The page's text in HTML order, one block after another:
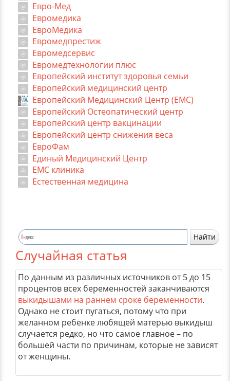
Евро-Мед
Евромедика
ЕвроМедика
Евромедпрестиж
Евромедсервис
Евромедтехнологии плюс
Европейский институт здоровья семьи
Европейский медицинский центр
Европейский Медицинский Центр (EMC)
Европейский Остеопатический центр
Европейский центр вакцинации
Европейский центр снижения веса
ЕвроФам
Единый Медицинский Центр
ЕМС клиника
Естественная медицина
Случайная статья
По данным из различных источников от 5 до 15
процентов всех беременностей заканчиваются
выкидышами на раннем сроке беременности.
Однако не стоит пугаться, потому что при
желанном ребенке любящей матерью выкидыш
случается редко, но что самое главное – по
большей части по причинам, которые не зависят
от женщины.